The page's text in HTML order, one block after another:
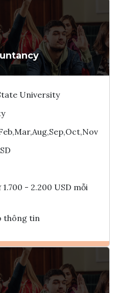
University
1.700 - 2.200 USD mỗi
thông tin
Ghi danh
Tham vấn Interlink